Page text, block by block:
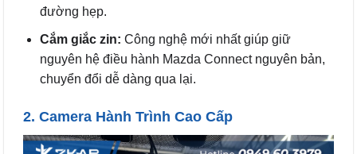
đường hẹp.
Cắm giắc zin: Công nghệ mới nhất giúp giữ
nguyên hệ điều hành Mazda Connect nguyên bản,
chuyển đổi dễ dàng qua lại.
2. Camera Hành Trình Cao Cấp